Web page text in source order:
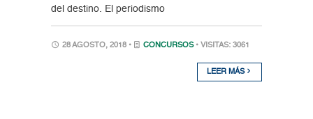
del destino. El periodismo
28 AGOSTO, 2018 • CONCURSOS • VISITAS: 3061
LEER MÁS